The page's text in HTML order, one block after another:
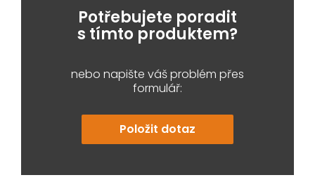
Potřebujete poradit
s tímto produktem?
nebo napište váš problém přes
formulář:
Položit dotaz